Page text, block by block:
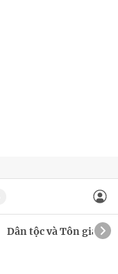
Dân tộc và Tôn giáo